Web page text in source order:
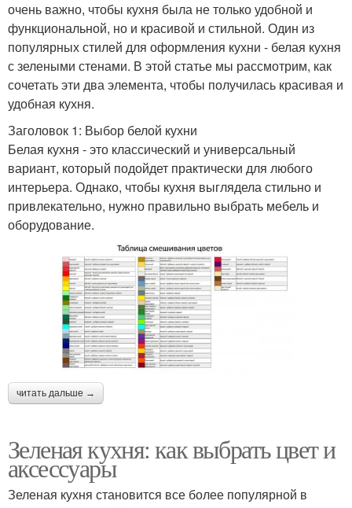
очень важно, чтобы кухня была не только удобной и
функциональной, но и красивой и стильной. Один из
популярных стилей для оформления кухни - белая кухня
с зелеными стенами. В этой статье мы рассмотрим, как
сочетать эти два элемента, чтобы получилась красивая и
удобная кухня.
Заголовок 1: Выбор белой кухни
Белая кухня - это классический и универсальный
вариант, который подойдет практически для любого
интерьера. Однако, чтобы кухня выглядела стильно и
привлекательно, нужно правильно выбрать мебель и
оборудование.
читать дальше →
Зеленая кухня: как выбрать цвет и
аксессуары
Зеленая кухня становится все более популярной в